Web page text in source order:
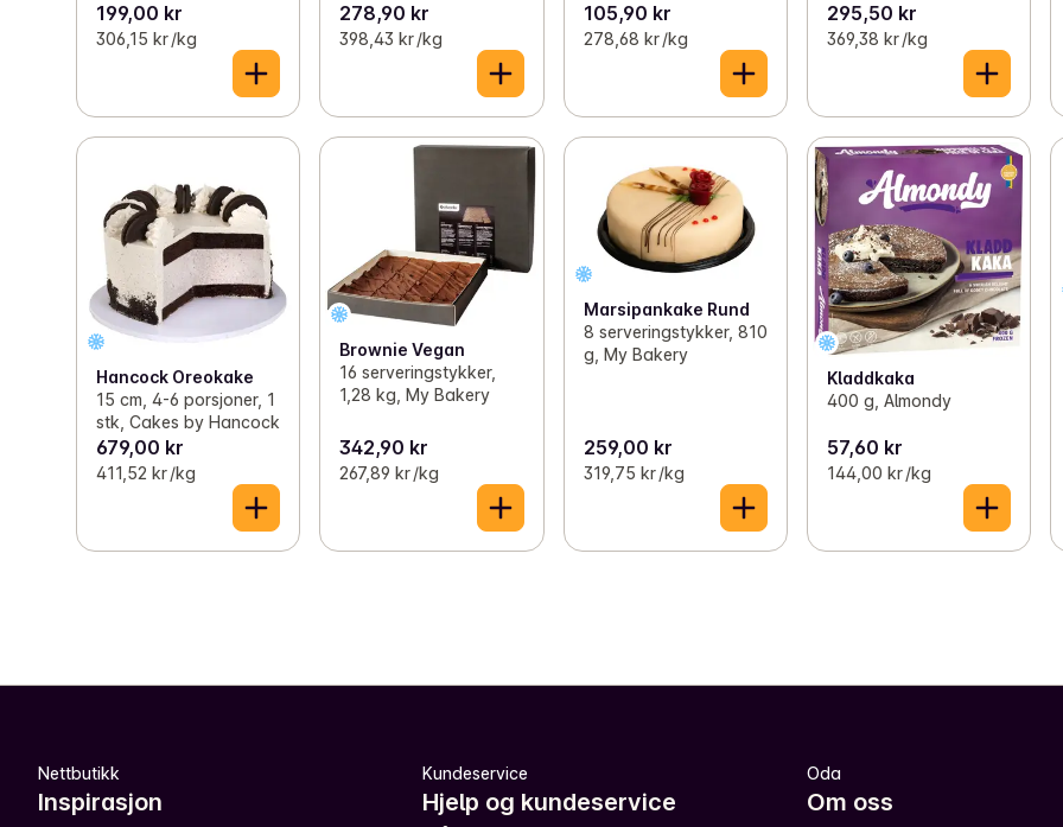
199,00 kr
306,15 kr /kg
278,90 kr
398,43 kr /kg
105,90 kr
278,68 kr /kg
295,50 kr
369,38 kr /kg
Hancock Oreokake
15 cm, 4-6 porsjoner, 1
stk, Cakes by Hancock
679,00 kr
411,52 kr /kg
Brownie Vegan
16 serveringstykker,
1,28 kg, My Bakery
342,90 kr
267,89 kr /kg
Marsipankake Rund
8 serveringstykker, 810
g, My Bakery
259,00 kr
319,75 kr /kg
Kladdkaka
400 g, Almondy
57,60 kr
144,00 kr /kg
Nettbutikk
Inspirasjon
Kundeservice
Hjelp og kundeservice
Oda
Om oss